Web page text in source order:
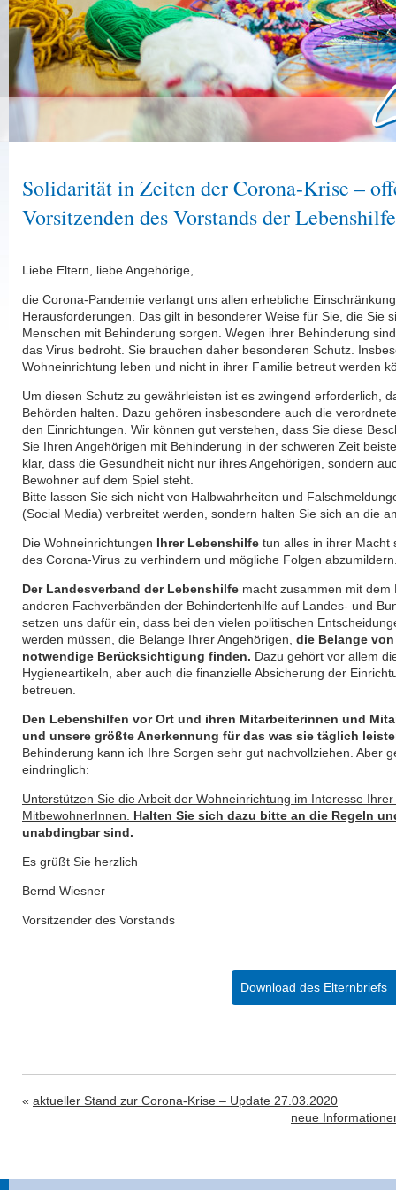
Solidarität in Zeiten der Corona-Krise –
Vorsitzenden des Vorstands der
Liebe Eltern, liebe Angehörige,
die Corona-Pandemie verlangt uns allen erhebliche
Herausforderungen. Das gilt in besonderer Weise für Sie, die Sie
Menschen mit Behinderung sorgen. Wegen ihrer Behinderung
das Virus bedroht. Sie brauchen daher besonderen Schutz.
Wohneinrichtung leben und nicht in ihrer Familie betreut werden
Um diesen Schutz zu gewährleisten ist es zwingend erforderlich,
Behörden halten. Dazu gehören insbesondere auch die
den Einrichtungen. Wir können gut verstehen, dass Sie diese
Sie Ihren Angehörigen mit Behinderung in der schweren Zeit
klar, dass die Gesundheit nicht nur ihres Angehörigen, sondern
Bewohner auf dem Spiel steht.
Bitte lassen Sie sich nicht von Halbwahrheiten und
(Social Media) verbreitet werden, sondern halten Sie sich an die
Die Wohneinrichtungen Ihrer Lebenshilfe tun alles in ihrer Macht
des Corona-Virus zu verhindern und mögliche Folgen
Der Landesverband der Lebenshilfe macht zusammen mit
anderen Fachverbänden der Behindertenhilfe auf Landes- und
setzen uns dafür ein, dass bei den vielen politischen
werden müssen, die Belange Ihrer Angehörigen, die Belange
notwendige Berücksichtigung finden. Dazu gehört vor allem
Hygieneartikeln, aber auch die finanzielle Absicherung der
betreuen.
Den Lebenshilfen vor Ort und ihren Mitarbeiterinnen und
und unsere größte Anerkennung für das was sie täglich
Behinderung kann ich Ihre Sorgen sehr gut nachvollziehen. Aber
eindringlich:
Unterstützen Sie die Arbeit der Wohneinrichtung im Interesse
MitbewohnerInnen. Halten Sie sich dazu bitte an die Regeln
unabdingbar sind.
Es grüßt Sie herzlich
Bernd Wiesner
Vorsitzender des Vorstands
Download des Elternbriefs
« aktueller Stand zur Corona-Krise – Update 27.03.2020
neue